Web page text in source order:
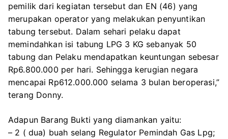
pemilik dari kegiatan tersebut dan EN (46) yang
merupakan operator yang melakukan penyuntikan
tabung tersebut. Dalam sehari pelaku dapat
memindahkan isi tabung LPG 3 KG sebanyak 50
tabung dan Pelaku mendapatkan keuntungan sebesar
Rp6.800.000 per hari. Sehingga kerugian negara
mencapai Rp612.000.000 selama 3 bulan beroperasi,”
terang Donny.
Adapun Barang Bukti yang diamankan yaitu:
– 2 ( dua) buah selang Regulator Pemindah Gas Lpg;